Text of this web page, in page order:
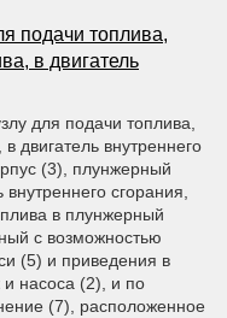
подачи топлива,
в двигатель
для подачи топлива,
двигатель внутреннего
(3), плунжерный
сгорания,
в плунжерный
с возможностью
(5) и приведения в
и насоса (2), и по
(7), расположенное